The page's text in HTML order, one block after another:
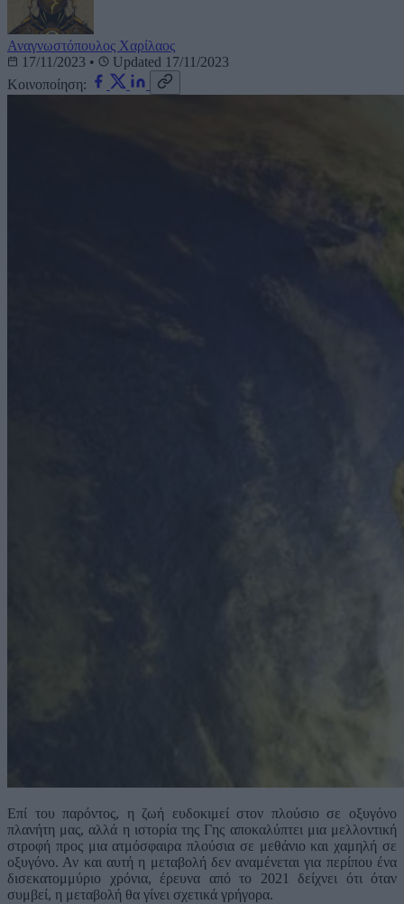
Αναγνωστόπουλος Χαρίλαος
17/11/2023 •
Updated 17/11/2023
Κοινοποίηση:
Επί του παρόντος, η ζωή ευδοκιμεί στον πλούσιο σε οξυγόνο
πλανήτη μας, αλλά η ιστορία της Γης αποκαλύπτει μια μελλοντική
στροφή προς μια ατμόσφαιρα πλούσια σε μεθάνιο και χαμηλή σε
οξυγόνο. Αν και αυτή η μεταβολή δεν αναμένεται για περίπου ένα
δισεκατομμύριο χρόνια, έρευνα από το 2021 δείχνει ότι όταν
συμβεί, η μεταβολή θα γίνει σχετικά γρήγορα.